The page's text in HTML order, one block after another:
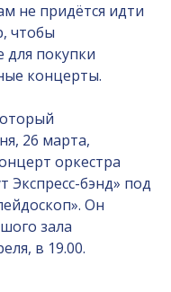
не придётся идти
чтобы
для покупки
концерты.
26 марта,
оркестра
Экспресс-бэнд» под
Он
зала
в 19.00.